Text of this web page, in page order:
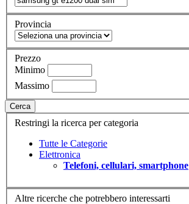
Provincia
Prezzo
Minimo
Massimo
Cerca
Restringi la ricerca per categoria
Tutte le Categorie
Elettronica
Telefoni, cellulari, smartphone
Altre ricerche che potrebbero interessarti